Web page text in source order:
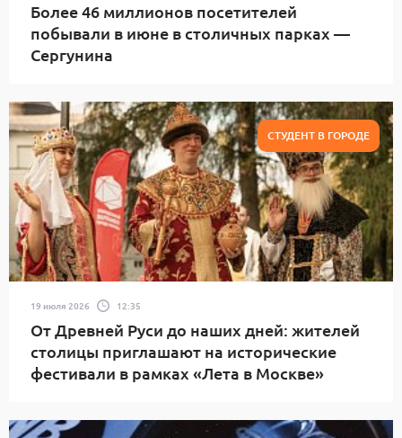
Более 46 миллионов посетителей
побывали в июне в столичных парках —
Сергунина
СТУДЕНТ В ГОРОДЕ
19 июля 2026 12:35
От Древней Руси до наших дней: жителей
столицы приглашают на исторические
фестивали в рамках «Лета в Москве»